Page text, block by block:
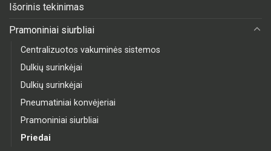
Išorinis tekinimas
Pramoniniai siurbliai
Centralizuotos vakuminės sistemos
Dulkių surinkėjai
Dulkių surinkėjai
Pneumatiniai konvėjeriai
Pramoniniai siurbliai
Priedai